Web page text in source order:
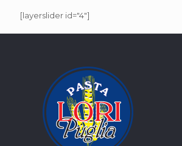
[layerslider id="4"]